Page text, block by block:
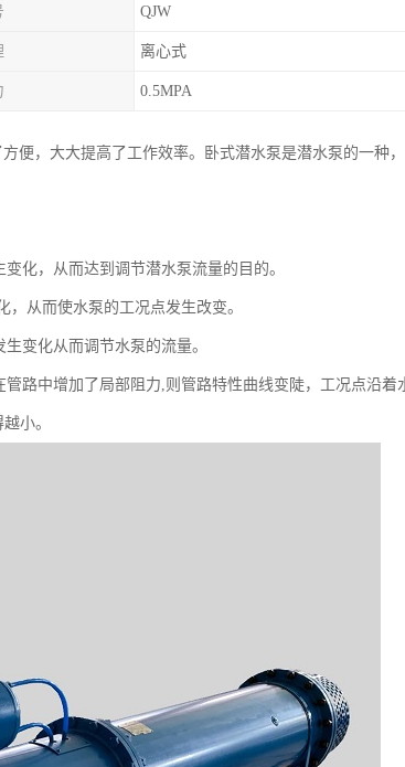
QJW
离心式
0.5MPA
便，大大提高了工作效率。卧式潜水泵是潜水泵的一种
化，从而达到调节潜水泵流量的目的。
从而使水泵的工况点发生改变。
变化从而调节水泵的流量。
路中增加了局部阻力,则管路特性曲线变陡，工况点沿着
小。